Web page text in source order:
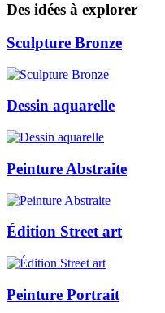
Des idées à explorer
Sculpture Bronze
Dessin aquarelle
Peinture Abstraite
Édition Street art
Peinture Portrait